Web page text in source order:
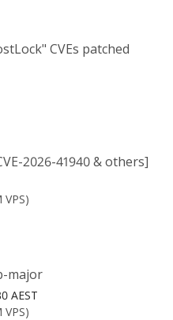
CVEs patched
2026-41940 & others]
VPS)
major
AEST
VPS)